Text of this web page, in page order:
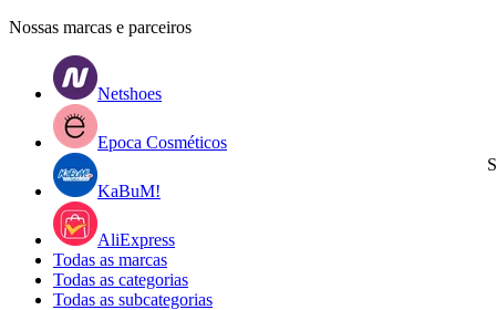
Nossas marcas e parceiros
Netshoes
Epoca Cosméticos
KaBuM!
AliExpress
Todas as marcas
Todas as categorias
Todas as subcategorias